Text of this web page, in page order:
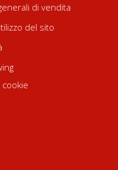
di vendita
del sito